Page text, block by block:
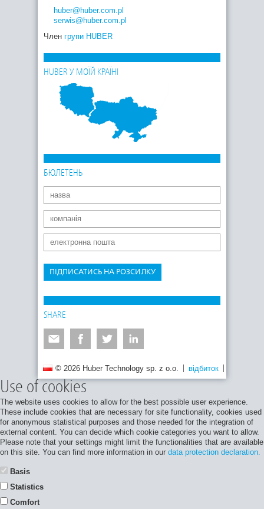
huber@huber.com.pl
serwis@huber.com.pl
Член групи HUBER
HUBER У МОЇЙ КРАЇНІ
БЮЛЕТЕНЬ
ПІДПИСАТИСЬ НА РОЗСИЛКУ
SHARE
© 2026 Huber Technology sp. z o.o. відбиток
Use of cookies
The website uses cookies to allow for the best possible user experience.
These include cookies that are necessary for site functionality, cookies used
for anonymous statistical purposes and those needed for the integration of
external content. You can decide which cookie categories you want to allow.
Please note that your settings might limit the functionalities that are available
on this site. You can find more information in our data protection declaration.
Basis
Statistics
Comfort